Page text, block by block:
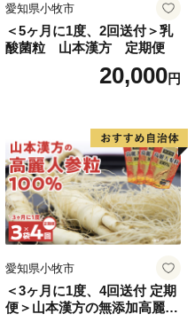
愛知県小牧市
＜5ヶ月に1度、2回送付＞乳
酸菌粒 山本漢方 定期便
20,000円
愛知県小牧市
＜3ヶ月に1度、4回送付 定期
便＞山本漢方の無添加高麗人